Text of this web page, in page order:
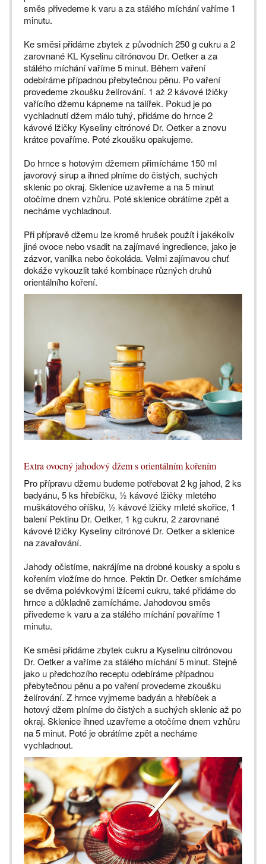
směs přivedeme k varu a za stálého míchání vaříme 1
minutu.
Ke směsi přidáme zbytek z původních 250 g cukru a 2
zarovnané KL Kyselinu citrónovou Dr. Oetker a za
stálého míchání vaříme 5 minut. Během vaření
odebíráme případnou přebytečnou pěnu. Po vaření
provedeme zkoušku želírování. 1 až 2 kávové lžičky
vařícího džemu kápneme na talířek. Pokud je po
vychladnutí džem málo tuhý, přidáme do hrnce 2
kávové lžičky Kyseliny citrónové Dr. Oetker a znovu
krátce povaříme. Poté zkoušku opakujeme.
Do hrnce s hotovým džemem přimícháme 150 ml
javorový sirup a ihned plníme do čistých, suchých
sklenic po okraj. Sklenice uzavřeme a na 5 minut
otočíme dnem vzhůru. Poté sklenice obrátíme zpět a
necháme vychladnout.
Při přípravě džemu lze kromě hrušek použít i jakékoliv
jiné ovoce nebo vsadit na zajímavé ingredience, jako je
zázvor, vanilka nebo čokoláda. Velmi zajímavou chuť
dokáže vykouzlit také kombinace různých druhů
orientálního koření.
Extra ovocný jahodový džem s orientálním kořením
Pro přípravu džemu budeme potřebovat 2 kg jahod, 2 ks
badyánu, 5 ks hřebíčku, ½ kávové lžičky mletého
muškátového oříšku, ½ kávové lžičky mleté skořice, 1
balení Pektinu Dr. Oetker, 1 kg cukru, 2 zarovnané
kávové lžičky Kyseliny citrónové Dr. Oetker a sklenice
na zavařování.
Jahody očistíme, nakrájíme na drobné kousky a spolu s
kořením vložíme do hrnce. Pektin Dr. Oetker smícháme
se dvěma polévkovými lžícemi cukru, také přidáme do
hrnce a důkladně zamícháme. Jahodovou směs
přivedeme k varu a za stálého míchání povaříme 1
minutu.
Ke směsi přidáme zbytek cukru a Kyselinu citrónovou
Dr. Oetker a vaříme za stálého míchání 5 minut. Stejně
jako u předchozího receptu odebíráme případnou
přebytečnou pěnu a po vaření provedeme zkoušku
želírování. Z hrnce vyjmeme badyán a hřebíček a
hotový džem plníme do čistých a suchých sklenic až po
okraj. Sklenice ihned uzavřeme a otočíme dnem vzhůru
na 5 minut. Poté je obrátíme zpět a necháme
vychladnout.